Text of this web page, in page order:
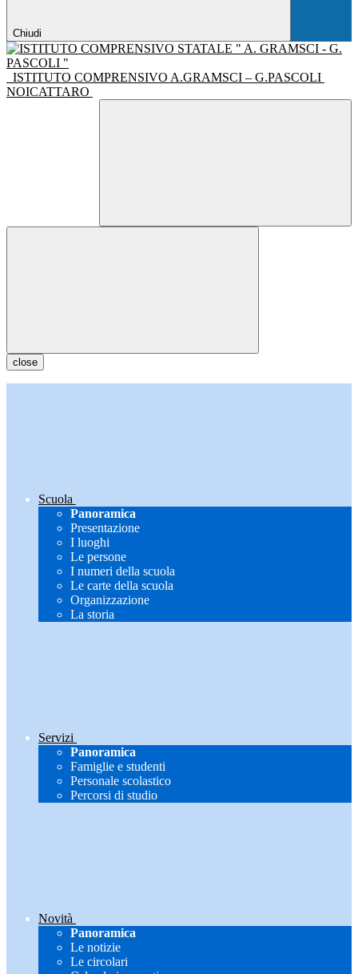
Chiudi
ISTITUTO COMPRENSIVO A.GRAMSCI – G.PASCOLI
NOICATTARO
close
Scuola
Panoramica
Presentazione
I luoghi
Le persone
I numeri della scuola
Le carte della scuola
Organizzazione
La storia
Servizi
Panoramica
Famiglie e studenti
Personale scolastico
Percorsi di studio
Novità
Panoramica
Le notizie
Le circolari